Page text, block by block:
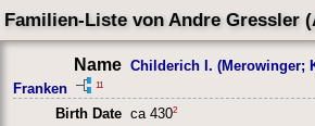
Familien-Liste von Andre Gressler
Name Childerich I. (Merowinger;
Franken
11
Birth Date ca 4302